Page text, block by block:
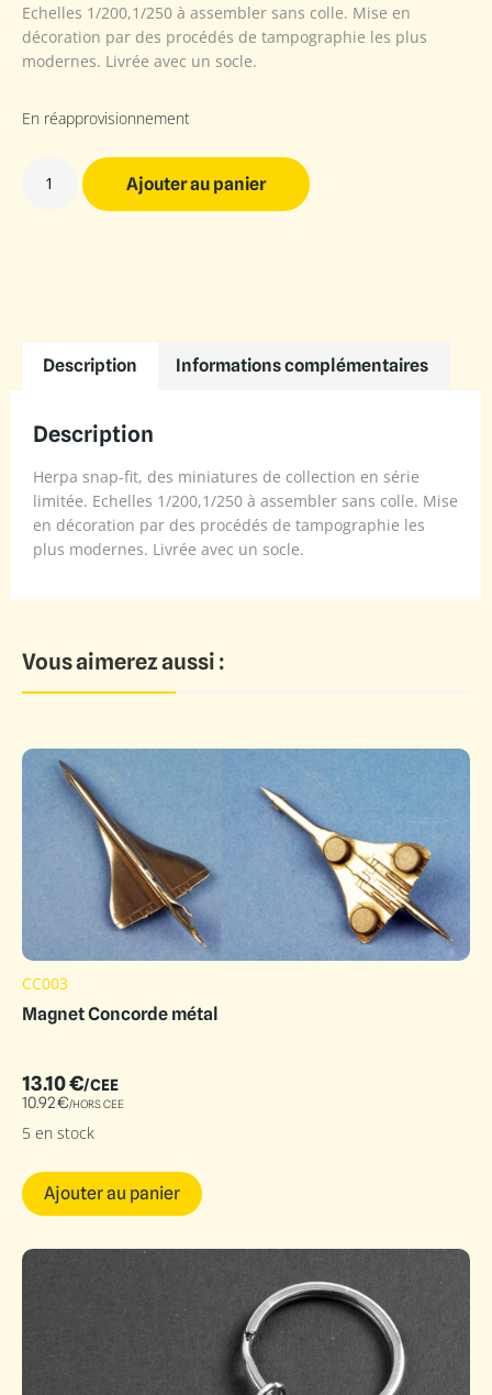
Echelles 1/200,1/250 à assembler sans colle. Mise en
décoration par des procédés de tampographie les plus
modernes. Livrée avec un socle.
En réapprovisionnement
Ajouter au panier
Description Informations complémentaires
Description
Herpa snap-fit, des miniatures de collection en série
limitée. Echelles 1/200,1/250 à assembler sans colle. Mise
en décoration par des procédés de tampographie les
plus modernes. Livrée avec un socle.
Vous aimerez aussi :
CC003
Magnet Concorde métal
13.10€/CEE
10.92€/HORS CEE
5 en stock
Ajouter au panier